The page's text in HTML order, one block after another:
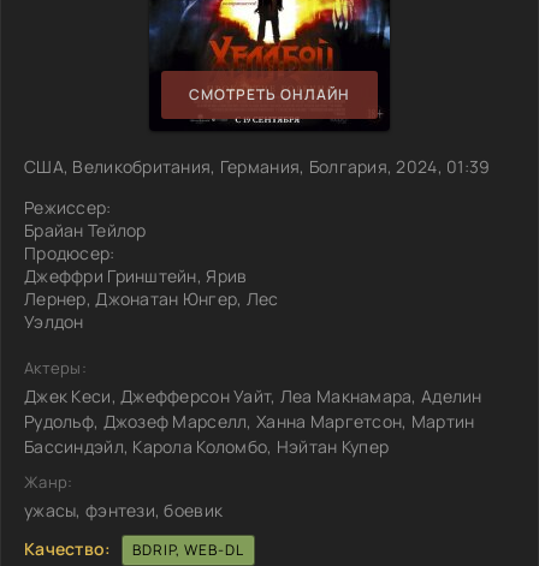
СМОТРЕТЬ ОНЛАЙН
США, Великобритания, Германия, Болгария, 2024, 01:39
Режиссер:
Брайан Тейлор
Продюсер:
Джеффри Гринштейн, Ярив
Лернер, Джонатан Юнгер, Лес
Уэлдон
Актеры:
Джек Кеси, Джефферсон Уайт, Леа Макнамара, Аделин
Рудольф, Джозеф Марселл, Ханна Маргетсон, Мартин
Бассиндэйл, Карола Коломбо, Нэйтан Купер
Жанр:
ужасы, фэнтези, боевик
Качество:
BDRIP, WEB-DL